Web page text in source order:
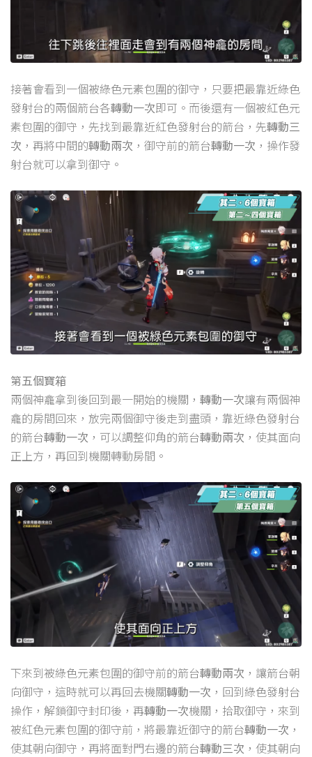
接著會看到一個被綠色元素包圍的御守，只要把最靠近綠色
發射台的兩個箭台各轉動一次即可。而後還有一個被紅色元
素包圍的御守，先找到最靠近紅色發射台的箭台，先轉動三
次 ，再將中間的轉動兩次 ，御守前的箭台轉動一次 ，操作發
射台就可以拿到御守。
第五個寶箱
兩個神龕拿到後回到最一開始的機關， 轉動一次讓有兩個神
龕的房間回來，放完兩個御守後走到盡頭，靠近綠色發射台
的箭台轉動一次 ，可以調整仰角的箭台轉動兩次 ，使其面向
正上方，再回到機關轉動房間。
下來到被綠色元素包圍的御守前的箭台轉動兩次 ，讓箭台朝
向御守，這時就可以再回去機關轉動一次 ，回到綠色發射台
操作，解鎖御守封印後，再轉動一次機關，拾取御守，來到
被紅色元素包圍的御守前，將最靠近御守的箭台轉動一次 ，
使其朝向御守，再將面對門右邊的箭台轉動三次 ，使其朝向